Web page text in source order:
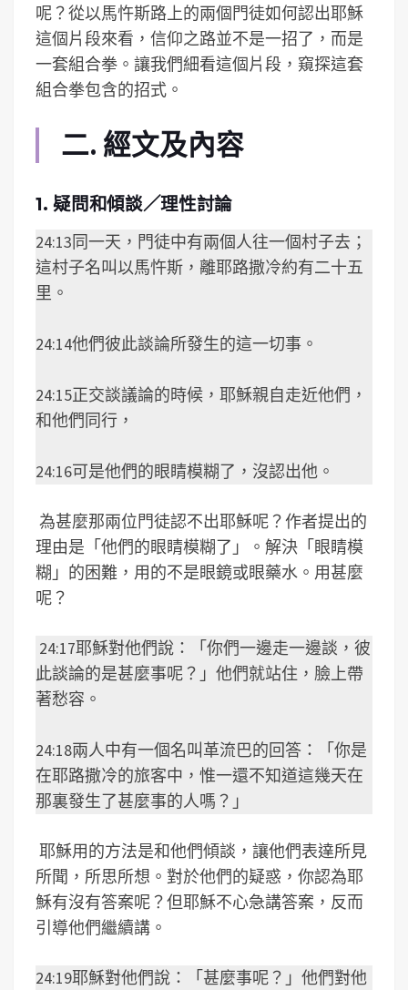
呢？從以馬忤斯路上的兩個門徒如何認出耶穌
這個片段來看，信仰之路並不是一招了，而是
一套組合拳。讓我們細看這個片段，窺探這套
組合拳包含的招式。
二. 經文及內容
1. 疑問和傾談／理性討論
24:13同一天，門徒中有兩個人往一個村子去；
這村子名叫以馬忤斯，離耶路撒冷約有二十五
里。
24:14他們彼此談論所發生的這一切事。
24:15正交談議論的時候，耶穌親自走近他們，
和他們同行，
24:16可是他們的眼睛模糊了，沒認出他。
為甚麼那兩位門徒認不出耶穌呢？作者提出的
理由是「他們的眼睛模糊了」。解決「眼睛模
糊」的困難，用的不是眼鏡或眼藥水。用甚麼
呢？
24:17耶穌對他們說：「你們一邊走一邊談，彼
此談論的是甚麼事呢？」他們就站住，臉上帶
著愁容。
24:18兩人中有一個名叫革流巴的回答：「你是
在耶路撒冷的旅客中，惟一還不知道這幾天在
那裏發生了甚麼事的人嗎？」
耶穌用的方法是和他們傾談，讓他們表達所見
所聞，所思所想。對於他們的疑惑，你認為耶
穌有沒有答案呢？但耶穌不心急講答案，反而
引導他們繼續講。
24:19耶穌對他們說：「甚麼事呢？」他們對他